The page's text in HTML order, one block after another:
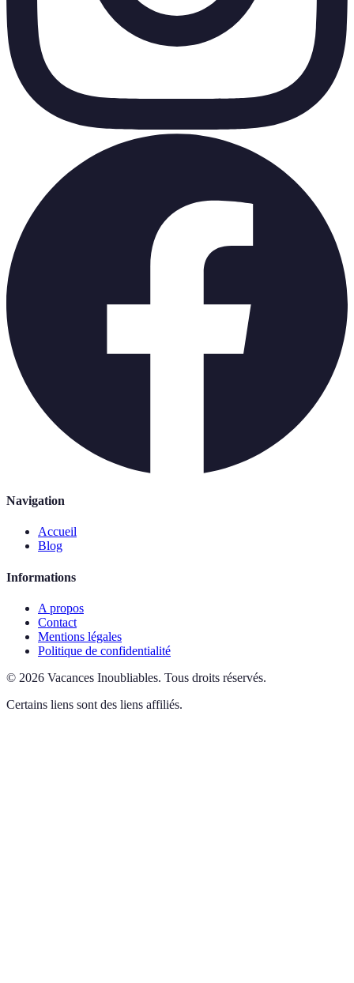
Navigation
Accueil
Blog
Informations
A propos
Contact
Mentions légales
Politique de confidentialité
© 2026 Vacances Inoubliables. Tous droits réservés.
Certains liens sont des liens affiliés.